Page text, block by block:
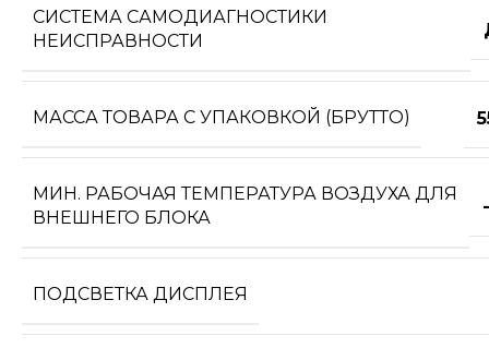
СИСТЕМА САМОДИАГНОСТИКИ
НЕИСПРАВНОСТИ
МАССА ТОВАРА С УПАКОВКОЙ (БРУТТО)
МИН. РАБОЧАЯ ТЕМПЕРАТУРА ВОЗДУХА ДЛЯ
ВНЕШНЕГО БЛОКА
ПОДСВЕТКА ДИСПЛЕЯ